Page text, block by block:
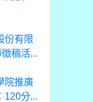
份有限
稿活...
院推廣
120分...